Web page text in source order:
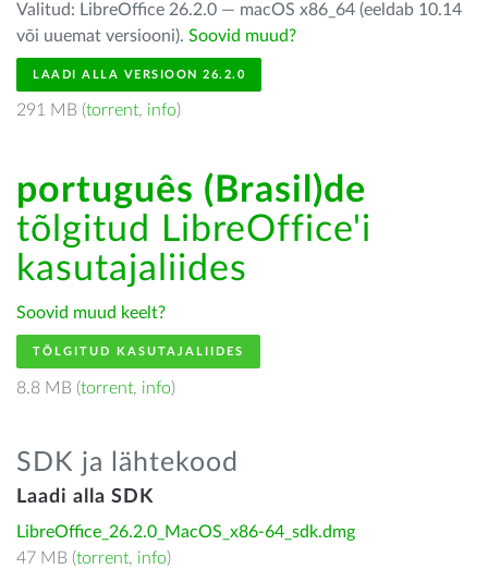
Valitud: LibreOffice 26.2.0 — macOS x86_64 (eeldab 10.14
või uuemat versiooni). Soovid muud?
LAADI ALLA VERSIOON 26.2.0
291 MB (torrent, info)
português (Brasil)de
tõlgitud LibreOffice'i
kasutajaliides
Soovid muud keelt?
TÕLGITUD KASUTAJALIIDES
8.8 MB (torrent, info)
SDK ja lähtekood
Laadi alla SDK
LibreOffice_26.2.0_MacOS_x86-64_sdk.dmg
47 MB (torrent, info)